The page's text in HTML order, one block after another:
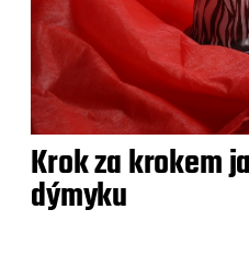
Krok za krokem
dýmyku